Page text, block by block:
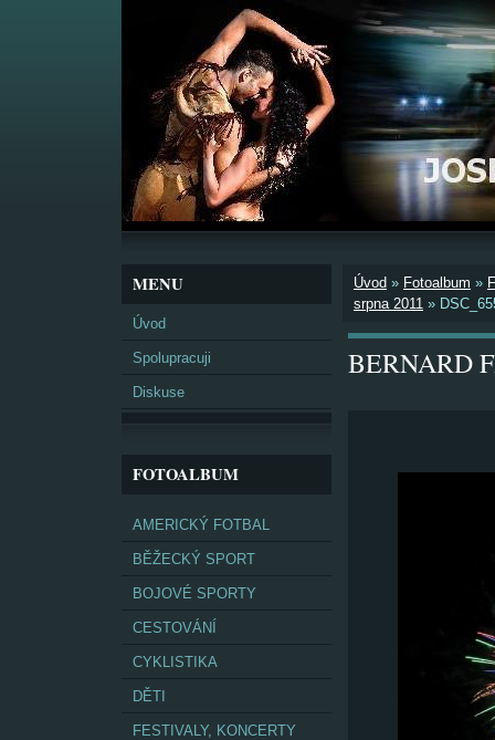
MENU
Úvod
Spolupracuji
Diskuse
FOTOALBUM
AMERICKÝ FOTBAL
BĚŽECKÝ SPORT
BOJOVÉ SPORTY
CESTOVÁNÍ
CYKLISTIKA
DĚTI
FESTIVALY, KONCERTY
Úvod » Fotoalbum »
srpna 2011 »
BERNARD